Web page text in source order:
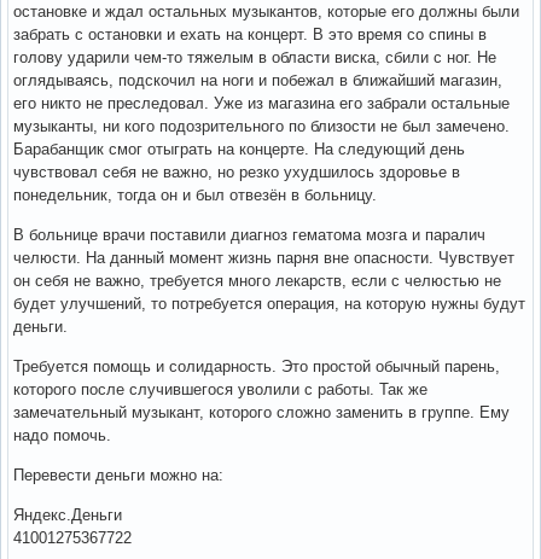
остановке и ждал остальных музыкантов, которые его должны были
забрать с остановки и ехать на концерт. В это время со спины в
голову ударили чем-то тяжелым в области виска, сбили с ног. Не
оглядываясь, подскочил на ноги и побежал в ближайший магазин,
его никто не преследовал. Уже из магазина его забрали остальные
музыканты, ни кого подозрительного по близости не был замечено.
Барабанщик смог отыграть на концерте. На следующий день
чувствовал себя не важно, но резко ухудшилось здоровье в
понедельник, тогда он и был отвезён в больницу.
В больнице врачи поставили диагноз гематома мозга и паралич
челюсти. На данный момент жизнь парня вне опасности. Чувствует
он себя не важно, требуется много лекарств, если с челюстью не
будет улучшений, то потребуется операция, на которую нужны будут
деньги.
Требуется помощь и солидарность. Это простой обычный парень,
которого после случившегося уволили с работы. Так же
замечательный музыкант, которого сложно заменить в группе. Ему
надо помочь.
Перевести деньги можно на:
Яндекс.Деньги
41001275367722